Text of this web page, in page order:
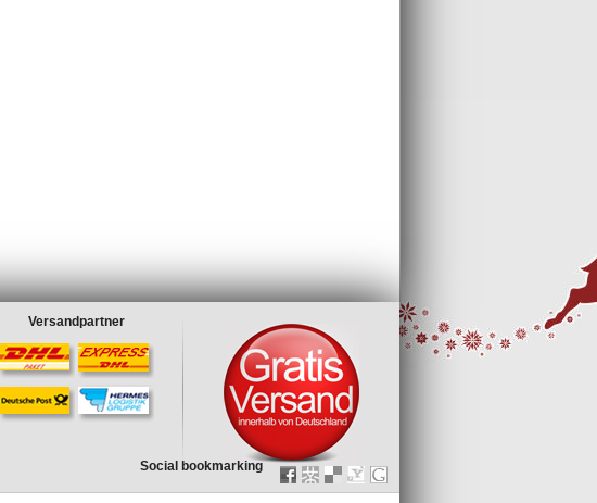
Versandpartner
Social bookmarking